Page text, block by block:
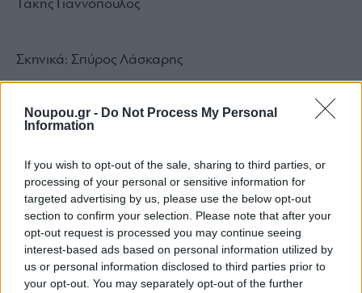
Noupou.gr - Do Not Process My Personal
Information
If you wish to opt-out of the sale, sharing to third parties, or
processing of your personal or sensitive information for
targeted advertising by us, please use the below opt-out
section to confirm your selection. Please note that after your
opt-out request is processed you may continue seeing
interest-based ads based on personal information utilized by
us or personal information disclosed to third parties prior to
your opt-out. You may separately opt-out of the further
Τάκης Γιαννόπουλος
Σκηνικά: Σπύρος Λάσκαρης
Κοστούμια: Γιούλα Ζωϊοπούλου
Ήχος: Στέφανος Ευθυμίου
Sound Design: Αλέξανδρος Σιδηρόπουλος, Άρης
Λουζιώτης